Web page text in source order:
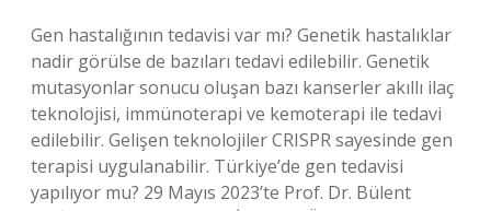
Gen hastalığının tedavisi var mı? Genetik hastalıklar
nadir görülse de bazıları tedavi edilebilir. Genetik
mutasyonlar sonucu oluşan bazı kanserler akıllı ilaç
teknolojisi, immünoterapi ve kemoterapi ile tedavi
edilebilir. Gelişen teknolojiler CRISPR sayesinde gen
terapisi uygulanabilir. Türkiye’de gen tedavisi
yapılıyor mu? 29 Mayıs 2023’te Prof. Dr. Bülent